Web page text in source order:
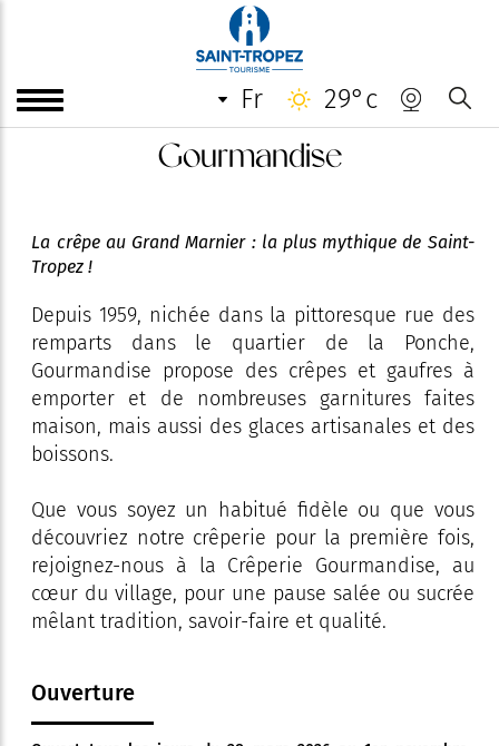
fr 29°c
Gourmandise
La crêpe au Grand Marnier : la plus mythique de Saint-
Tropez !
Depuis 1959, nichée dans la pittoresque rue des
remparts dans le quartier de la Ponche,
Gourmandise propose des crêpes et gaufres à
emporter et de nombreuses garnitures faites
maison, mais aussi des glaces artisanales et des
boissons.
Que vous soyez un habitué fidèle ou que vous
découvriez notre crêperie pour la première fois,
rejoignez-nous à la Crêperie Gourmandise, au
cœur du village, pour une pause salée ou sucrée
mêlant tradition, savoir-faire et qualité.
Ouverture